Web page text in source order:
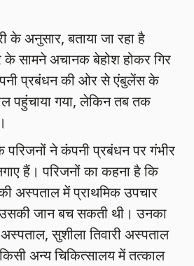
के अनुसार, बताया जा रहा है
के सामने अचानक बेहोश होकर गिर
प्रबंधन की ओर से एंबुलेंस के
पहुंचाया गया, लेकिन तब तक
ने कंपनी प्रबंधन पर गंभीर
हैं। परिजनों का कहना है कि
अस्पताल में प्राथमिक उपचार
उसकी जान बच सकती थी। उनका
सुशीला तिवारी अस्पताल
अन्य चिकित्सालय में तत्काल